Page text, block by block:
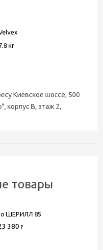
кг
Киевское шоссе, 500
корпус В, этаж 2,
товары
ШЕРИЛЛ 85
380 ₽